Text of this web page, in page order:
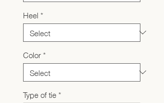
Heel*
Color*
Type of tie*